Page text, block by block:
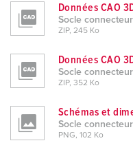
Données CAO
Socle
ZIP, 245 Ko
Données CAO
Socle
ZIP, 352 Ko
Schémas et
Socle
PNG, 102 Ko